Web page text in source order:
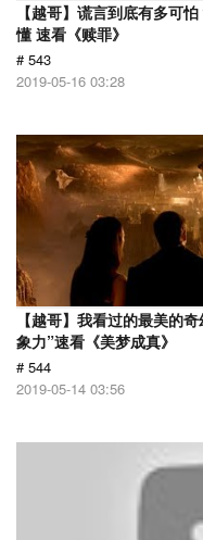
【越哥】谎言到底有多可
懂 速看《赎罪》
# 543
2019-05-16 03:28
【越哥】我看过的最美的
象力”速看《美梦成真》
# 544
2019-05-14 03:56